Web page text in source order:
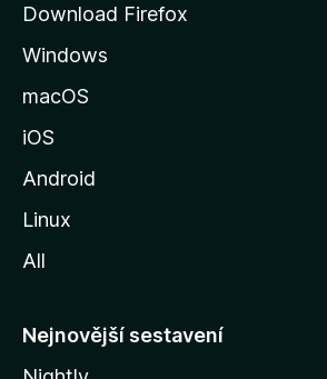
á
n
M
o
l
y
Download Firefox
Windows
macOS
iOS
Android
Linux
All
Nejnovější sestavení